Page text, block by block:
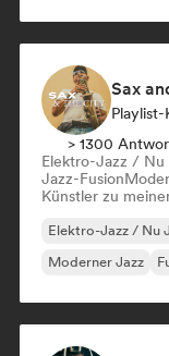
Sax
> 1300
Elektro-Jazz / Nu
Jazz-Fusion
Künstler zu
Elektro-Jazz / Nu
Moderner Jazz